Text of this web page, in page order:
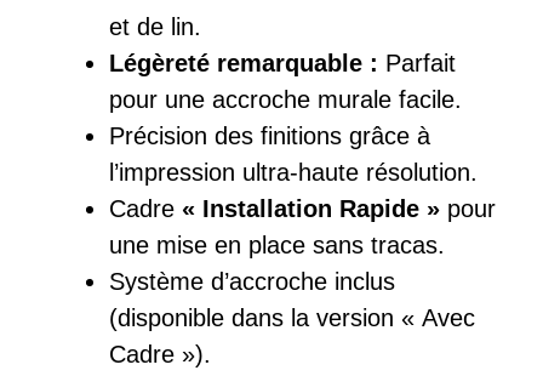
et de lin.
Légèreté remarquable : Parfait
pour une accroche murale facile.
Précision des finitions grâce à
l’impression ultra-haute résolution.
Cadre « Installation Rapide » pour
une mise en place sans tracas.
Système d’accroche inclus
(disponible dans la version « Avec
Cadre »).